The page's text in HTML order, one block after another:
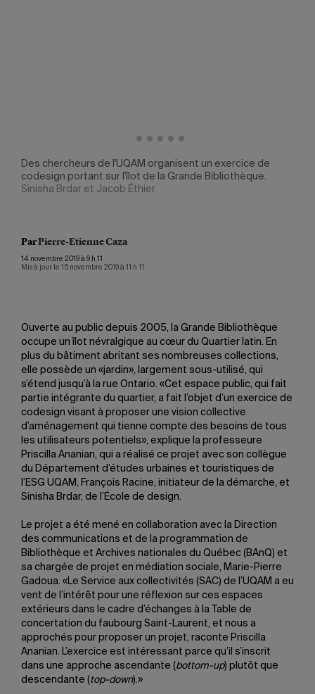
Des chercheurs de l'UQAM organisent un exercice de
codesign portant sur l'îlot de la Grande Bibliothèque.
Sinisha Brdar et Jacob Éthier
ParPierre-Etienne Caza
14 novembre 2019 à 9 h 11
Mis à jour le 15 novembre 2019 à 11 h 11
Ouverte au public depuis 2005, la Grande Bibliothèque
occupe un îlot névralgique au cœur du Quartier latin. En
plus du bâtiment abritant ses nombreuses collections,
elle possède un «jardin», largement sous-utilisé, qui
s’étend jusqu’à la rue Ontario. «Cet espace public, qui fait
partie intégrante du quartier, a fait l’objet d’un exercice de
codesign visant à proposer une vision collective
d’aménagement qui tienne compte des besoins de tous
les utilisateurs potentiels», explique la professeure
Priscilla Ananian, qui a réalisé ce projet avec son collègue
du Département d’études urbaines et touristiques de
l’ESG UQAM, François Racine, initiateur de la démarche, et
Sinisha Brdar, de l’École de design.
Le projet a été mené en collaboration avec la Direction
des communications et de la programmation de
Bibliothèque et Archives nationales du Québec (BAnQ) et
sa chargée de projet en médiation sociale, Marie-Pierre
Gadoua. «Le Service aux collectivités (SAC) de l’UQAM a eu
vent de l’intérêt pour une réflexion sur ces espaces
extérieurs dans le cadre d’échanges à la Table de
concertation du faubourg Saint-Laurent, et nous a
approchés pour proposer un projet, raconte Priscilla
Ananian. L’exercice est intéressant parce qu’il s’inscrit
dans une approche ascendante (bottom-up) plutôt que
descendante (top-down).»